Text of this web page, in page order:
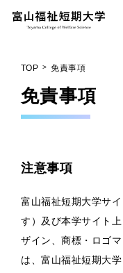
TOP 免責事項
免責事項
注意事項
富山福祉短期大学サ
す）及び本学サイト
ザイン、商標・ロゴ
は、富山福祉短期大